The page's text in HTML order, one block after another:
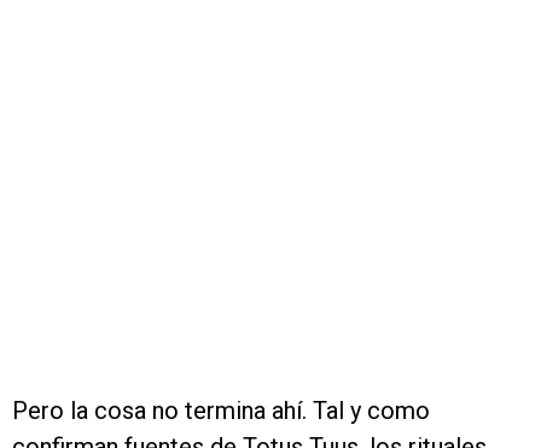
Pero la cosa no termina ahí. Tal y como